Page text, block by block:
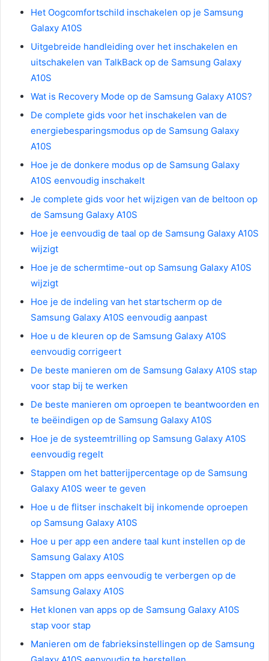
Het Oogcomfortschild inschakelen op je Samsung
Galaxy A10S
Uitgebreide handleiding over het inschakelen en
uitschakelen van TalkBack op de Samsung Galaxy
A10S
Wat is Recovery Mode op de Samsung Galaxy A10S?
De complete gids voor het inschakelen van de
energiebesparingsmodus op de Samsung Galaxy
A10S
Hoe je de donkere modus op de Samsung Galaxy
A10S eenvoudig inschakelt
Je complete gids voor het wijzigen van de beltoon op
de Samsung Galaxy A10S
Hoe je eenvoudig de taal op de Samsung Galaxy A10S
wijzigt
Hoe je de schermtime-out op Samsung Galaxy A10S
wijzigt
Hoe je de indeling van het startscherm op de
Samsung Galaxy A10S eenvoudig aanpast
Hoe u de kleuren op de Samsung Galaxy A10S
eenvoudig corrigeert
De beste manieren om de Samsung Galaxy A10S stap
voor stap bij te werken
De beste manieren om oproepen te beantwoorden en
te beëindigen op de Samsung Galaxy A10S
Hoe je de systeemtrilling op Samsung Galaxy A10S
eenvoudig regelt
Stappen om het batterijpercentage op de Samsung
Galaxy A10S weer te geven
Hoe u de flitser inschakelt bij inkomende oproepen
op Samsung Galaxy A10S
Hoe u per app een andere taal kunt instellen op de
Samsung Galaxy A10S
Stappen om apps eenvoudig te verbergen op de
Samsung Galaxy A10S
Het klonen van apps op de Samsung Galaxy A10S
stap voor stap
Manieren om de fabrieksinstellingen op de Samsung